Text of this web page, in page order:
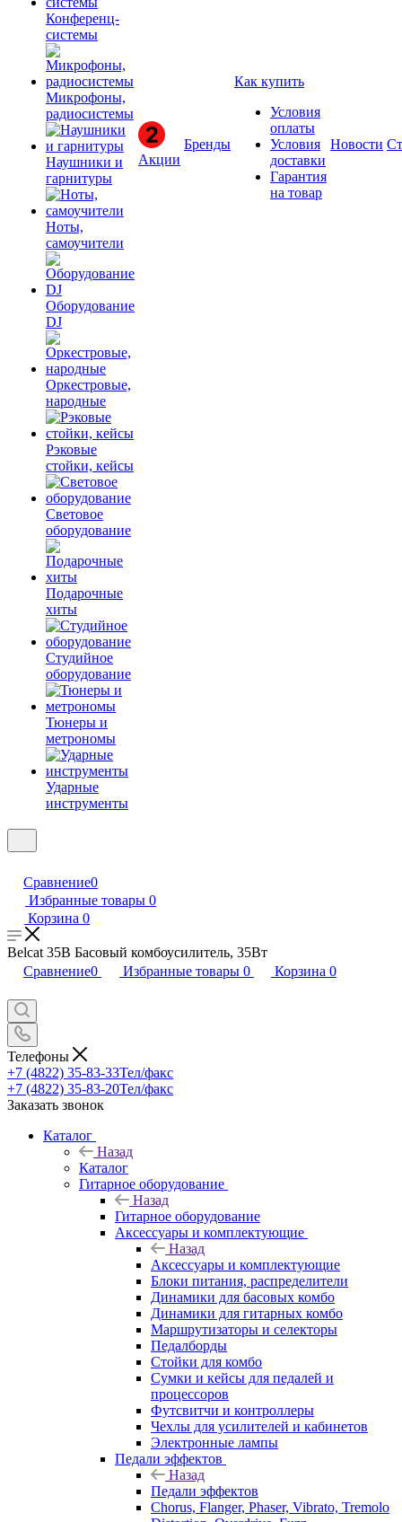
Конференц-
системы
Микрофоны,
радиосистемы
Наушники и
гарнитуры
Ноты,
самоучители
Оборудование
DJ
Оркестровые,
народные
Рэковые
стойки, кейсы
Световое
оборудование
Подарочные
хиты
Студийное
оборудование
Тюнеры и
метрономы
Ударные
инструменты
Акции
Бренды
Как купить
Условия
оплаты
Условия
доставки
Гарантия
на товар
Новости
Сравнение0
Избранные товары 0
Корзина 0
Belcat 35B Басовый комбоусилитель, 35Вт
Сравнение0 Избранные товары 0 Корзина 0
Телефоны
+7 (4822) 35-83-33Тел/факс
+7 (4822) 35-83-20Тел/факс
Заказать звонок
Каталог
Назад
Каталог
Гитарное оборудование
Назад
Гитарное оборудование
Аксессуары и комплектующие
Назад
Аксессуары и комплектующие
Блоки питания, распределители
Динамики для басовых комбо
Динамики для гитарных комбо
Маршрутизаторы и селекторы
Педалборды
Стойки для комбо
Сумки и кейсы для педалей и
процессоров
Футсвитчи и контроллеры
Чехлы для усилителей и кабинетов
Электронные лампы
Педали эффектов
Назад
Педали эффектов
Chorus, Flanger, Phaser, Vibrato, Tremolo